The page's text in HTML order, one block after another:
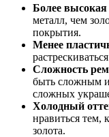
Более высокая
металл, чем
покрытия.
Менее
Сложность
быть сложным
сложных
Холодный
нравиться тем,
золота.